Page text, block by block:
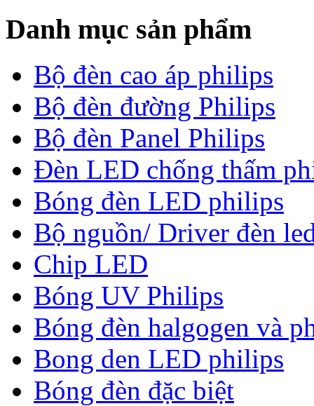
Danh mục sản phẩm
Bộ đèn cao áp philips
Bộ đèn đường Philips
Bộ đèn Panel Philips
Đèn LED chống thấm
Bóng đèn LED philips
Bộ nguồn/ Driver đèn
Chip LED
Bóng UV Philips
Bóng đèn halgogen và
Bong den LED philips
Bóng đèn đặc biệt